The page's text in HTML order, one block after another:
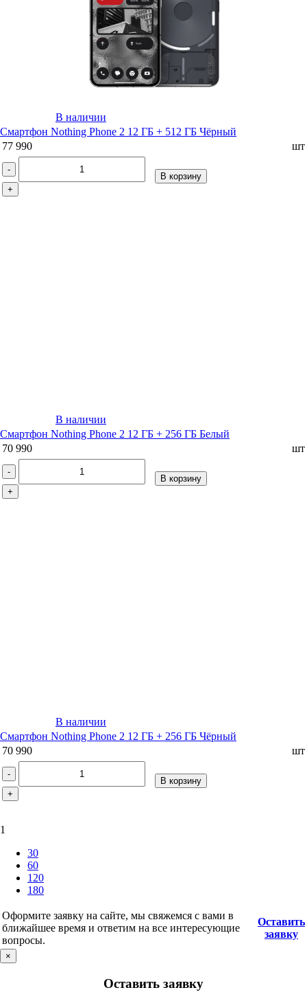
В наличии
Смартфон Nothing Phone 2 12 ГБ + 512 ГБ Чёрный
77 990
шт
-
+
В корзину
В наличии
Смартфон Nothing Phone 2 12 ГБ + 256 ГБ Белый
70 990
шт
-
+
В корзину
В наличии
Смартфон Nothing Phone 2 12 ГБ + 256 ГБ Чёрный
70 990
шт
-
+
В корзину
1
30
60
120
180
Оформите заявку на сайте, мы свяжемся с вами в
ближайшее время и ответим на все интересующие
вопросы.
Оставить
заявку
×
Оставить заявку